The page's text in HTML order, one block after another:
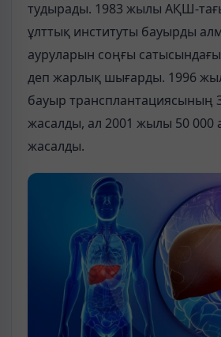
тудырады. 1983 жылы АҚШ-
ұлттық институты бауырды
ауруларын соңғы
деп жарлық шығарды. 1996
бауыр трансплантациясының
жасалды, ал 2001 жылы 50 000
жасалды.